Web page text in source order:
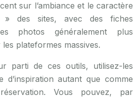
sur l’ambiance et le caractère
des sites, avec des fiches
photos généralement plus
plateformes massives.
parti de ces outils, utilisez-les
d’inspiration autant que comme
Vous pouvez, par